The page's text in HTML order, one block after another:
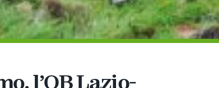
l’OB Lazio-